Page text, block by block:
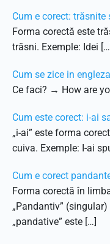
Cum e corect: trăsnite
Forma corectă este
trăsni. Exemple: Idei
Cum se zice in
Ce faci? → How are
Cum este corect: i-ai
„i-ai” este forma
cuiva. Exemple: I-ai
Cum e corect
Forma corectă în
„Pandantiv”
„pandative” este […]